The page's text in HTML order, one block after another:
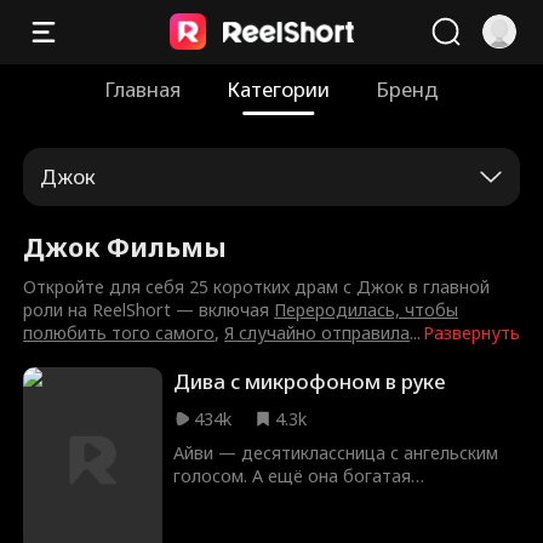
Главная Категории Бренд
Джок
Джок Фильмы
Развернуть
Откройте для себя 25 коротких драм с Джок в главной
роли на ReelShort — включая Переродилась, чтобы
полюбить того самого,Я случайно отправила...
Дива с микрофоном в руке
434k
4.3k
Айви — десятиклассница с ангельским
голосом. А ещё она богатая